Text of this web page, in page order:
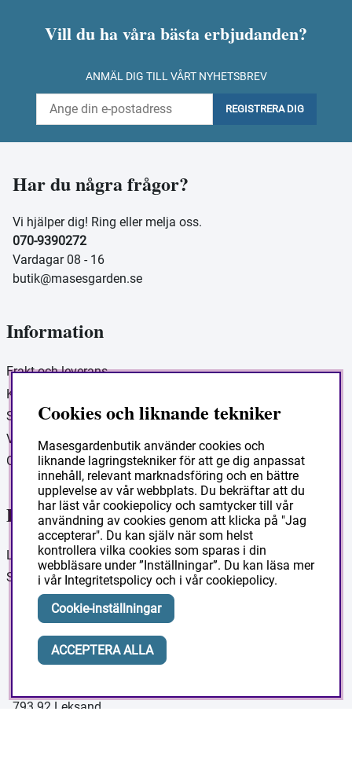
Vill du ha våra bästa erbjudanden?
ANMÄL DIG TILL VÅRT NYHETSBREV
REGISTRERA DIG
Har du några frågor?
Vi hjälper dig! Ring eller melja oss.
070-9390272
Vardagar 08 - 16
butik@masesgarden.se
Information
Frakt och leverans
Köpvillkor
Så handlar du
Vanliga frågor
Om Masesgården
Ditt konto
Logga in
Skapa konto
Masesgarden Butik
Masesgården AB
793 92 Leksand.
Cookies och liknande tekniker
Masesgardenbutik använder cookies och
liknande lagringstekniker för att ge dig anpassat
innehåll, relevant marknadsföring och en bättre
upplevelse av vår webbplats. Du bekräftar att du
har läst vår cookiepolicy och samtycker till vår
användning av cookies genom att klicka på "Jag
accepterar". Du kan själv när som helst
kontrollera vilka cookies som sparas i din
webbläsare under ”Inställningar”. Du kan läsa mer
i vår Integritetspolicy och i vårcookiepolicy.
Cookie-inställningar
ACCEPTERA ALLA